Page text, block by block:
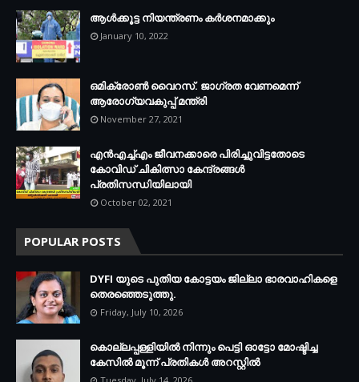
ആള്‍ക്കൂട്ട നിയന്ത്രണം കര്‍ശനമാക്കും
January 10, 2022
ഒമിക്രോണ്‍ വൈറസ്. ജാഗ്രത വേണമെന്ന്
ആരോഗ്യവകുപ്പ് മന്ത്രി
November 27, 2021
എന്‍എച്ച്എം ജീവനക്കാരെ പിരിച്ചുവിട്ടതോടെ
കോവിഡ് ചികിത്സാ കേന്ദ്രങ്ങള്‍
പ്രതിസന്ധിയിലായി
October 02, 2021
POPULAR POSTS
DYFI യുടെ പുതിയ കോട്ടയം ജില്ലാ ഭാരവാഹികളെ
തെരഞ്ഞെടുത്തു.
Friday, July 10, 2026
കൊല്ലപ്പള്ളിയില്‍ നിന്നും പെട്ടി ഓട്ടോ മോഷ്ടിച്ച
കേസില്‍ മൂന്ന് പ്രതികള്‍ അറസ്റ്റില്‍